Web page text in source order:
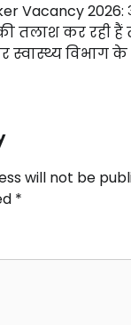
Vacancy
तलाश कर रही
स्वास्थ्य विभाग के
will not be
*